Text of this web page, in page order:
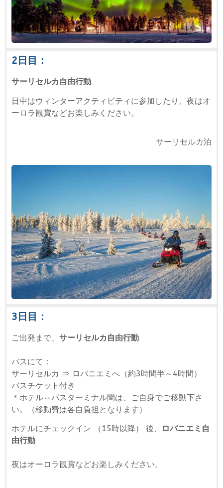
2日目：
サーリセルカ自由行動
日中はウィンターアクティビティに参加したり、夜はオ
ーロラ観賞などお楽しみください。
サーリセルカ泊
3日目：
ご出発まで、 サーリセルカ自由行動
バスにて：
サーリセルカ ⇒ ロバニエミへ（約3時間半～4時間）
バスチケット付き
＊ホテル⇔バスターミナル間は、ご自身でご移動下さ
い。（移動費は各自負担となります）
ホテルにチェックイン （15時以降） 後、 ロバニエミ 自
由行動
夜はオーロラ観賞などお楽しみください。